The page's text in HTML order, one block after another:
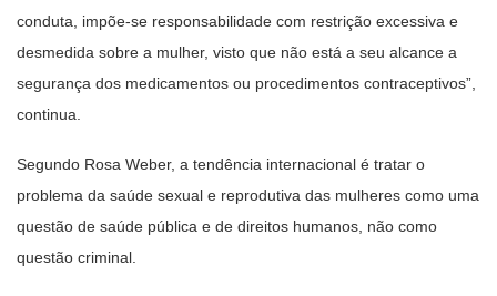
conduta, impõe-se responsabilidade com restrição excessiva e
desmedida sobre a mulher, visto que não está a seu alcance a
segurança dos medicamentos ou procedimentos contraceptivos”,
continua.
Segundo Rosa Weber, a tendência internacional é tratar o
problema da saúde sexual e reprodutiva das mulheres como uma
questão de saúde pública e de direitos humanos, não como
questão criminal.